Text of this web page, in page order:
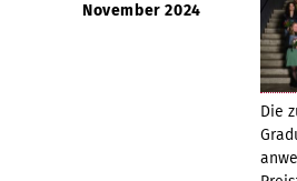
Die
November 2024